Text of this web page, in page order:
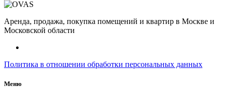
Аренда, продажа, покупка помещений и квартир в Москве и
Московской области
Политика в отношении обработки персональных данных
Меню